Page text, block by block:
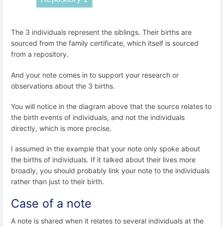
The 3 individuals represent the siblings. Their births are
sourced from the family certificate, which itself is sourced
from a repository.
And your note comes in to support your research or
observations about the 3 births.
You will notice in the diagram above that the source relates to
the birth events of individuals, and not the individuals
directly, which is more precise.
I assumed in the example that your note only spoke about
the births of individuals. If it talked about their lives more
broadly, you should probably link your note to the individuals
rather than just to their birth.
Case of a note
A note is shared when it relates to several individuals at the